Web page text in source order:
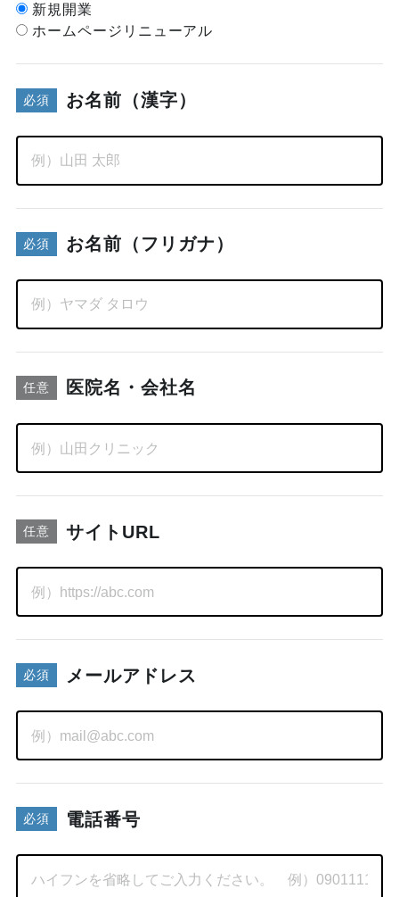
新規開業
ホームページリニューアル
必須 お名前（漢字）
必須 お名前（フリガナ）
医院名・会社名
サイトURL
必須 メールアドレス
必須 電話番号